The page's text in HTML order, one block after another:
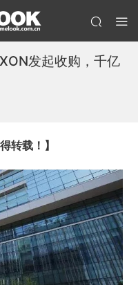
发起收购，千亿
转载！】